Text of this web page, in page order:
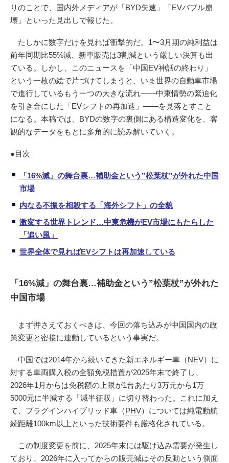
りのことで、国内外メディアが「BYD失速」「EVバブル崩
壊」といった見出しで報じた。
たしかに数字だけを見れば衝撃的だ。1〜3月期の純利益は
前年同期比55%減、新車販売は3割減という厳しい決算も出
ている。しかし、このニュースを「中国EV神話の終わり」
という一枚の絵で片づけてしまうと、いま世界の自動車市場
で進行しているもう一つの大きな流れ――中東情勢の緊迫化
を引き金にした「EVシフトの再加速」――を見落とすこと
になる。本稿では、BYDの数字の裏側にある構造変化を、客
観的なデータをもとに多角的に読み解いていく。
●目次
「16%減」の舞台裏…補助金という”松葉杖”が外れた中国
市場
内なる不振を相殺する「海外シフト」の全貌
激変する世界トレンド…中東危機がEV市場にもたらした
「追い風」
世界全体で見ればEVシフトは再加速している
「16%減」の舞台裏…補助金という”松葉杖”が外れた
中国市場
まず押さえておくべきは、今回の落ち込みが中国国内の政
策変更と密接に連動しているという事実だ。
中国では2014年から続いてきた新エネルギー車（NEV）に
対する車両購入税の全額免税措置が2025年末で終了し、
2026年1月からは免税額の上限が1台あたり3万元から1万
5000元に半減する「減半征収」に切り替わった。これに加え
て、プラグインハイブリッド車（PHV）については純電動航
続距離100km以上といった技術要件も厳格化されている。
この制度変更を前に、2025年末には駆け込み需要が発生し
ており、2026年に入ってからの販売減はその反動という側面